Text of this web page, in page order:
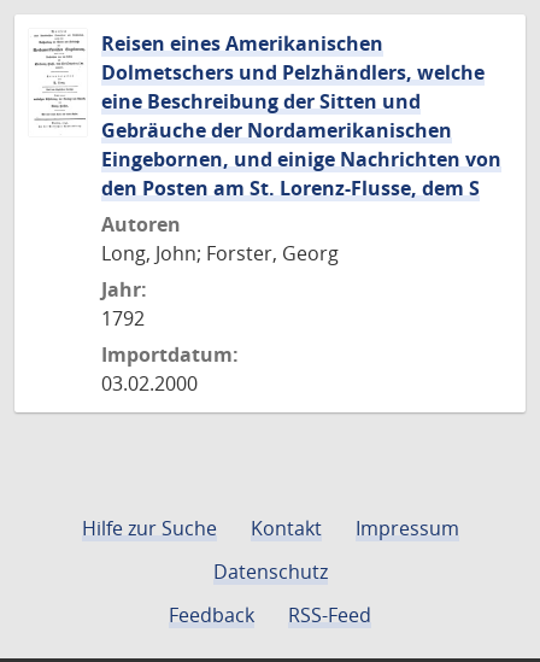
Reisen eines Amerikanischen
Dolmetschers und Pelzhändlers, welche
eine Beschreibung der Sitten und
Gebräuche der Nordamerikanischen
Eingebornen, und einige Nachrichten von
den Posten am St. Lorenz-Flusse, dem S
Autoren
Long, John; Forster, Georg
Jahr:
1792
Importdatum:
03.02.2000
Hilfe zur Suche Kontakt
Impressum
Datenschutz
Feedback
RSS-Feed